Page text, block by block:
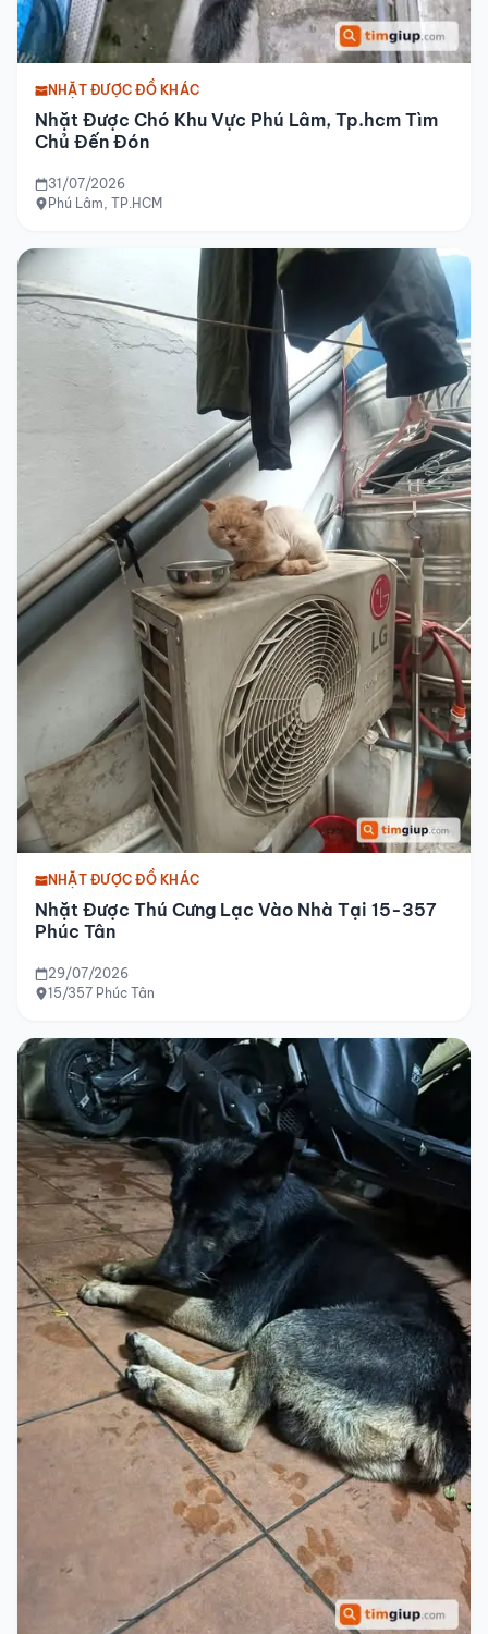
NHẶT ĐƯỢC ĐỒ KHÁC
Nhặt Được Chó Khu Vực Phú Lâm, Tp.hcm Tìm
Chủ Đến Đón
31/07/2026
Phú Lâm, TP.HCM
NHẶT ĐƯỢC ĐỒ KHÁC
Nhặt Được Thú Cưng Lạc Vào Nhà Tại 15-357
Phúc Tân
29/07/2026
15/357 Phúc Tân